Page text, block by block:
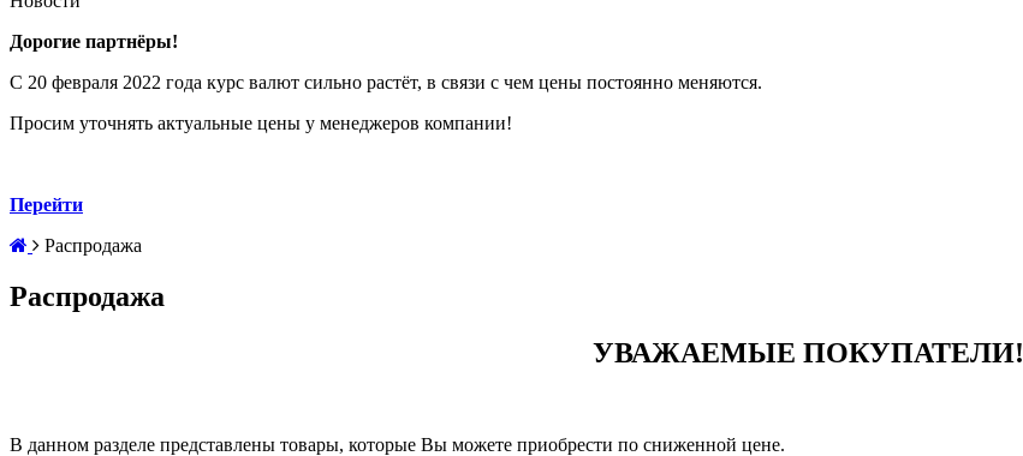
Дорогие партнёры!
С 20 февраля 2022 года курс валют сильно растёт, в связи с чем цены постоянно меняются.
Просим уточнять актуальные цены у менеджеров компании!
Перейти
Распродажа
Распродажа
УВАЖАЕМЫЕ ПОКУПАТЕЛИ!
В данном разделе представлены товары, которые Вы можете приобрести по сниженной цене.